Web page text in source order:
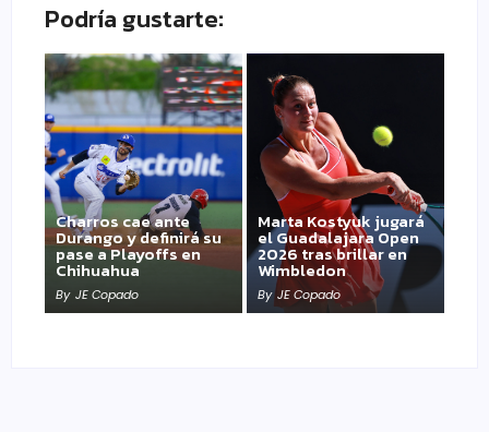
Podría gustarte:
Charros cae ante
Durango y definirá su
pase a Playoffs en
Chihuahua
By JE Copado
Marta Kostyuk jugará
el Guadalajara Open
2026 tras brillar en
Wimbledon
By JE Copado